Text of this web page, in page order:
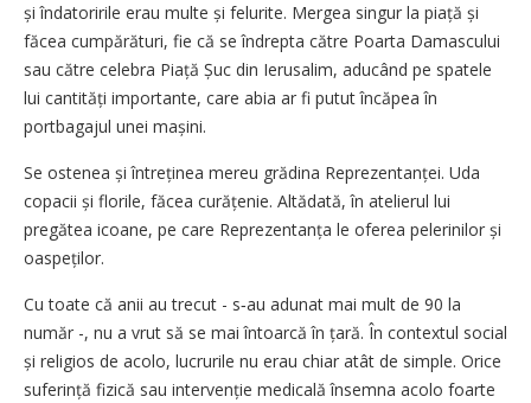
și îndatoririle erau multe și felurite. Mergea singur la piață și
făcea cumpărături, fie că se îndrepta către Poarta Damascului
sau către celebra Piață Șuc din Ierusalim, aducând pe spatele
lui cantități importante, care abia ar fi putut încăpea în
portbagajul unei mașini.
Se ostenea și întreținea mereu grădina Reprezentanței. Uda
copacii și florile, făcea curățenie. Altădată, în atelierul lui
pregătea icoane, pe care Reprezentanța le oferea pelerinilor și
oaspeților.
Cu toate că anii au trecut - s‑au adunat mai mult de 90 la
număr -, nu a vrut să se mai întoarcă în țară. În contextul social
și religios de acolo, lucrurile nu erau chiar atât de simple. Orice
suferință fizică sau intervenție medicală însemna acolo foarte